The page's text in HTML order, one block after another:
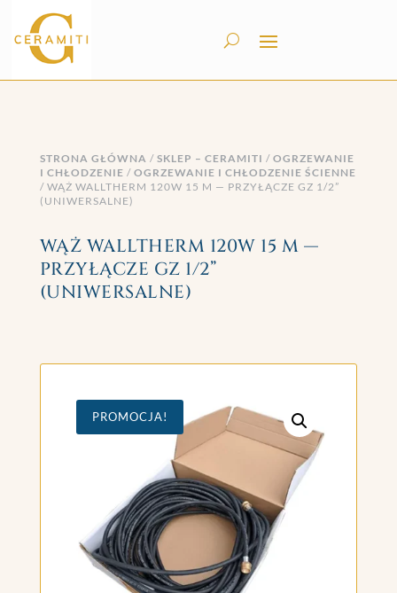
STRONA GŁÓWNA / SKLEP – CERAMITI / OGRZEWANIE
I CHŁODZENIE / OGRZEWANIE I CHŁODZENIE ŚCIENNE
/ WĄŻ WALLTHERM 120W 15 M — PRZYŁĄCZE GZ 1/2”
(UNIWERSALNE)
WĄŻ WALLTHERM 120W 15 M —
PRZYŁĄCZE GZ 1/2”
(UNIWERSALNE)
PROMOCJA!